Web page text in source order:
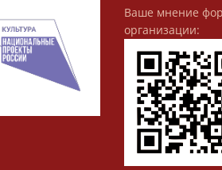
Ваше мнение
организации: